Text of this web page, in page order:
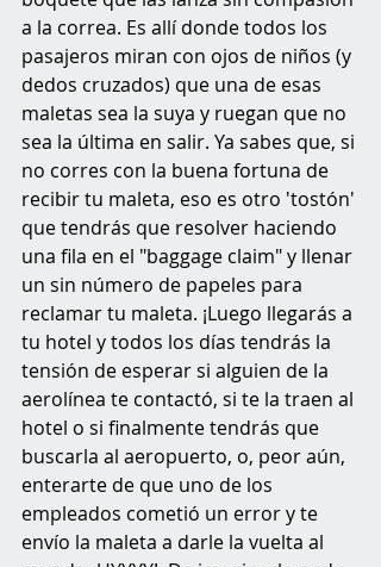
a la correa. Es allí donde todos los
pasajeros miran con ojos de niños (y
dedos cruzados) que una de esas
maletas sea la suya y ruegan que no
sea la última en salir. Ya sabes que, si
no corres con la buena fortuna de
recibir tu maleta, eso es otro 'tostón'
que tendrás que resolver haciendo
una fila en el "baggage claim" y llenar
un sin número de papeles para
reclamar tu maleta. ¡Luego llegarás a
tu hotel y todos los días tendrás la
tensión de esperar si alguien de la
aerolínea te contactó, si te la traen al
hotel o si finalmente tendrás que
buscarla al aeropuerto, o, peor aún,
enterarte de que uno de los
empleados cometió un error y te
envío la maleta a darle la vuelta al